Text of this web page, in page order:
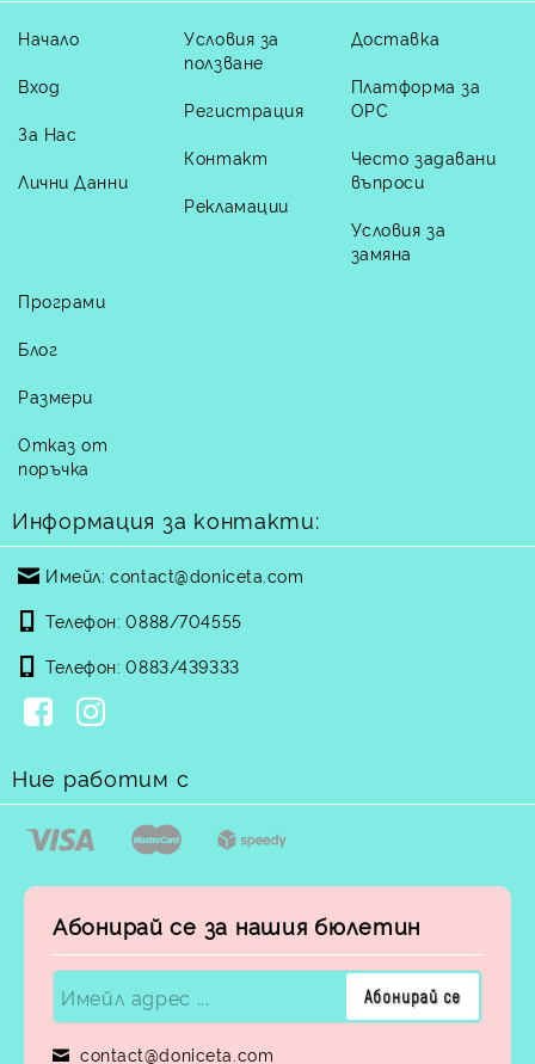
Начало
Вход
За Нас
Лични Данни
Условия за
ползване
Регистрация
Контакт
Рекламации
Доставка
Платформа за
ОРС
Често задавани
въпроси
Условия за
замяна
Програми
Блог
Размери
Отказ от
поръчка
Информация за контакти:
Имейл: contact@doniceta.com
Телефон: 0888/704555
Телефон: 0883/439333
Ние работим с
Абонирай се за нашия бюлетин
contact@doniceta.com